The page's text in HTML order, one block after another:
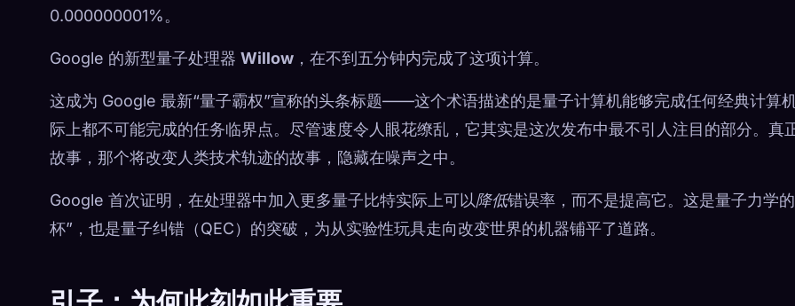
0.000000001%。
Google 的新型量子处理器 Willow ，在不到五分钟内完成了这项计算。
这成为 Google 最新“量子霸权”宣称的头条标题——这个术语描述的是量子计算机能够完成任何经典计算
际上都不可能完成的任务临界点。尽管速度令人眼花缭乱，它其实是这次发布中最不引人注目的部分。真
故事，那个将改变人类技术轨迹的故事，隐藏在噪声之中。
Google 首次证明，在处理器中加入更多量子比特实际上可以降低错误率，而不是提高它。这是量子力学
杯”，也是量子纠错（QEC）的突破，为从实验性玩具走向改变世界的机器铺平了道路。